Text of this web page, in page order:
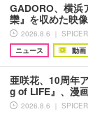
GADORO、横浜
欒』を収めた映
2026.8.6 ｜ SPICER
ニュース
動画
亜咲花、10周年
g of LIFE』、漫
2026.8.6 ｜ SPICER